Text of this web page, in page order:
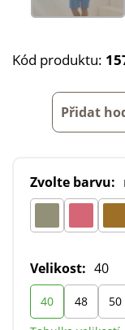
Kód produktu:
Přidat
Zvolte barvu:
Velikost: 40
40 48
50